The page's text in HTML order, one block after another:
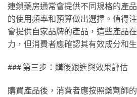
連鎖藥房通常會提供不同規格的產
的使用頻率和預算做出選擇。值得
會提供自家品牌的產品，這些產品
力，但消費者應確認其有效成分和
### 第三步：購後跟進與效果評估
購買產品後，消費者應按照藥劑師